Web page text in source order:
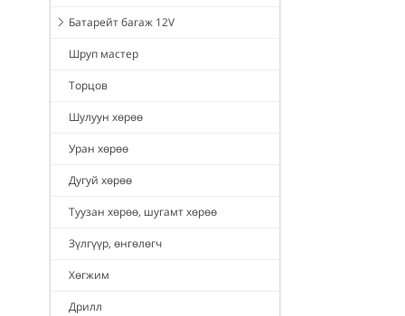
Батарейт багаж 12V
Шруп мастер
Торцов
Шулуун хөрөө
Уран хөрөө
Дугуй хөрөө
Туузан хөрөө, шугамт хөрөө
Зүлгүүр, өнгөлөгч
Хөгжим
Дрилл